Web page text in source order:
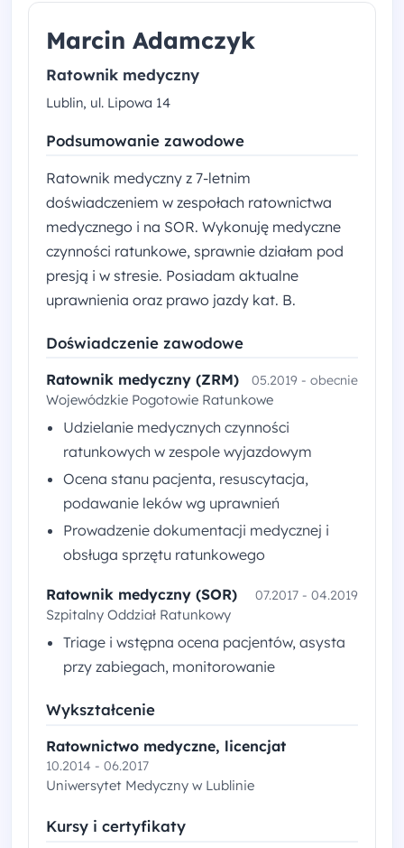
Marcin Adamczyk
Ratownik medyczny
Lublin, ul. Lipowa 14
Podsumowanie zawodowe
Ratownik medyczny z 7-letnim
doświadczeniem w zespołach ratownictwa
medycznego i na SOR. Wykonuję medyczne
czynności ratunkowe, sprawnie działam pod
presją i w stresie. Posiadam aktualne
uprawnienia oraz prawo jazdy kat. B.
Doświadczenie zawodowe
Ratownik medyczny (ZRM) 05.2019 - obecnie
Wojewódzkie Pogotowie Ratunkowe
Udzielanie medycznych czynności
ratunkowych w zespole wyjazdowym
Ocena stanu pacjenta, resuscytacja,
podawanie leków wg uprawnień
Prowadzenie dokumentacji medycznej i
obsługa sprzętu ratunkowego
Ratownik medyczny (SOR) 07.2017 - 04.2019
Szpitalny Oddział Ratunkowy
Triage i wstępna ocena pacjentów, asysta
przy zabiegach, monitorowanie
Wykształcenie
Ratownictwo medyczne, licencjat
10.2014 - 06.2017
Uniwersytet Medyczny w Lublinie
Kursy i certyfikaty